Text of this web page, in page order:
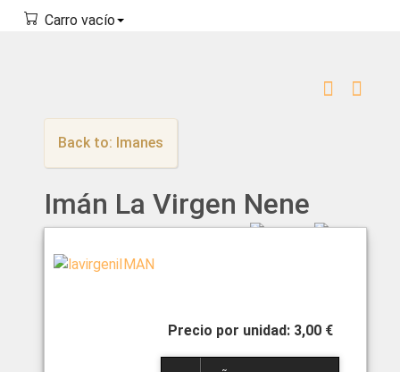
Carro vacío
Back to: Imanes
Imán La Virgen Nene
3,00 €